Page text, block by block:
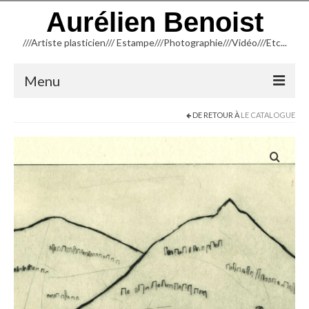
Aurélien Benoist
///Artiste plasticien/// Estampe///Photographie///Vidéo///Etc...
Menu
INFORMATIONS
CREATION
TYPOGRAPHIE
TAILLE D’ÉPARGNE (Linogravure)
DE RETOUR À LE CATALOGUE